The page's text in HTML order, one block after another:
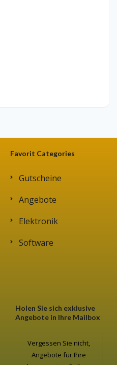
Favorit Categories
Gutscheine
Angebote
Elektronik
Software
Holen Sie sich exklusive
Angebote in Ihre Mailbox
Vergessen Sie nicht,
Angebote für Ihre